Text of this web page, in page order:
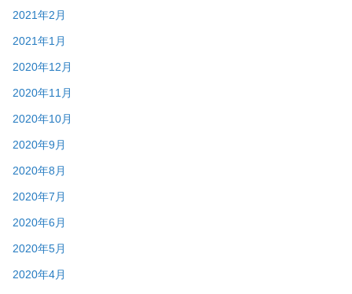
2021年2月
2021年1月
2020年12月
2020年11月
2020年10月
2020年9月
2020年8月
2020年7月
2020年6月
2020年5月
2020年4月